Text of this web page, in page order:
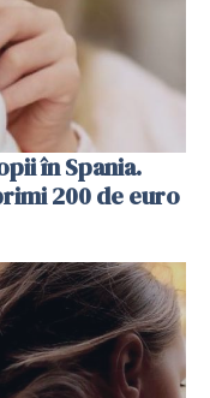
în Spania.
200 de euro